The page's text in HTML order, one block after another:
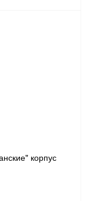
корпус